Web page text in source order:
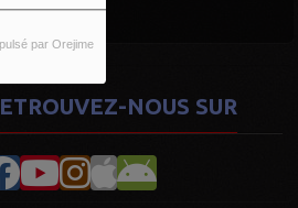
par Orejime
NOUS SUR